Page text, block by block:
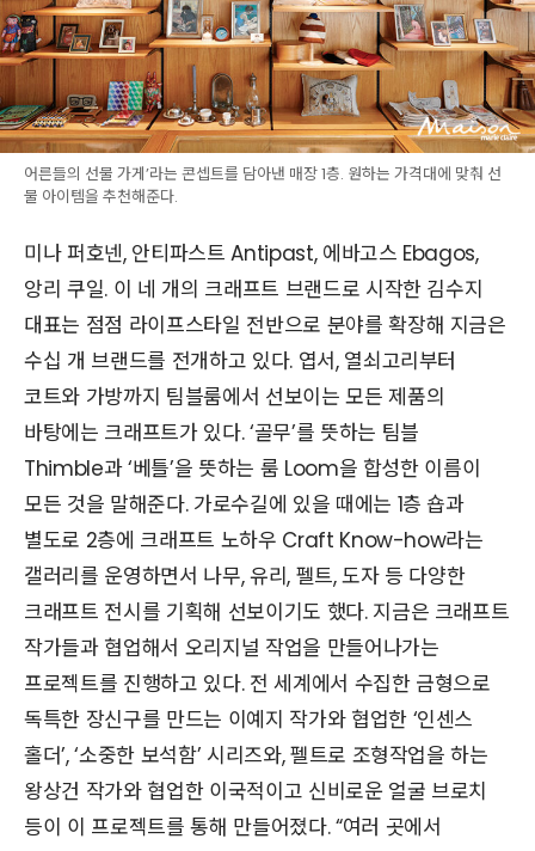
어른들의 선물 가게’라는 콘셉트를 담아낸 매장 1층. 원하는 가격대에 맞춰 선
물 아이템을 추천해준다.
미나 퍼호넨, 안티파스트 Antipast, 에바고스 Ebagos,
앙리 쿠일. 이 네 개의 크래프트 브랜드로 시작한 김수지
대표는 점점 라이프스타일 전반으로 분야를 확장해 지금은
수십 개 브랜드를 전개하고 있다. 엽서, 열쇠고리부터
코트와 가방까지 팀블룸에서 선보이는 모든 제품의
바탕에는 크래프트가 있다. ‘골무’를 뜻하는 팀블
Thimble과 ‘베틀’을 뜻하는 룸 Loom을 합성한 이름이
모든 것을 말해준다. 가로수길에 있을 때에는 1층 숍과
별도로 2층에 크래프트 노하우 Craft Know-how라는
갤러리를 운영하면서 나무, 유리, 펠트, 도자 등 다양한
크래프트 전시를 기획해 선보이기도 했다. 지금은 크래프트
작가들과 협업해서 오리지널 작업을 만들어나가는
프로젝트를 진행하고 있다. 전 세계에서 수집한 금형으로
독특한 장신구를 만드는 이예지 작가와 협업한 ‘인센스
홀더’, ‘소중한 보석함’ 시리즈와, 펠트로 조형작업을 하는
왕상건 작가와 협업한 이국적이고 신비로운 얼굴 브로치
등이 이 프로젝트를 통해 만들어졌다. “여러 곳에서